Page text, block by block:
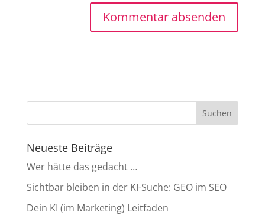
Neueste Beiträge
Wer hätte das gedacht …
Sichtbar bleiben in der KI-Suche: GEO im SEO
Dein KI (im Marketing) Leitfaden